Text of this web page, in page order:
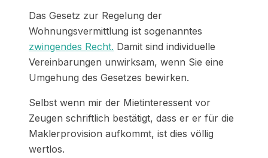
Das Gesetz zur Regelung der
Wohnungsvermittlung ist sogenanntes
zwingendes Recht. Damit sind individuelle
Vereinbarungen unwirksam, wenn Sie eine
Umgehung des Gesetzes bewirken.
Selbst wenn mir der Mietinteressent vor
Zeugen schriftlich bestätigt, dass er er für die
Maklerprovision aufkommt, ist dies völlig
wertlos.